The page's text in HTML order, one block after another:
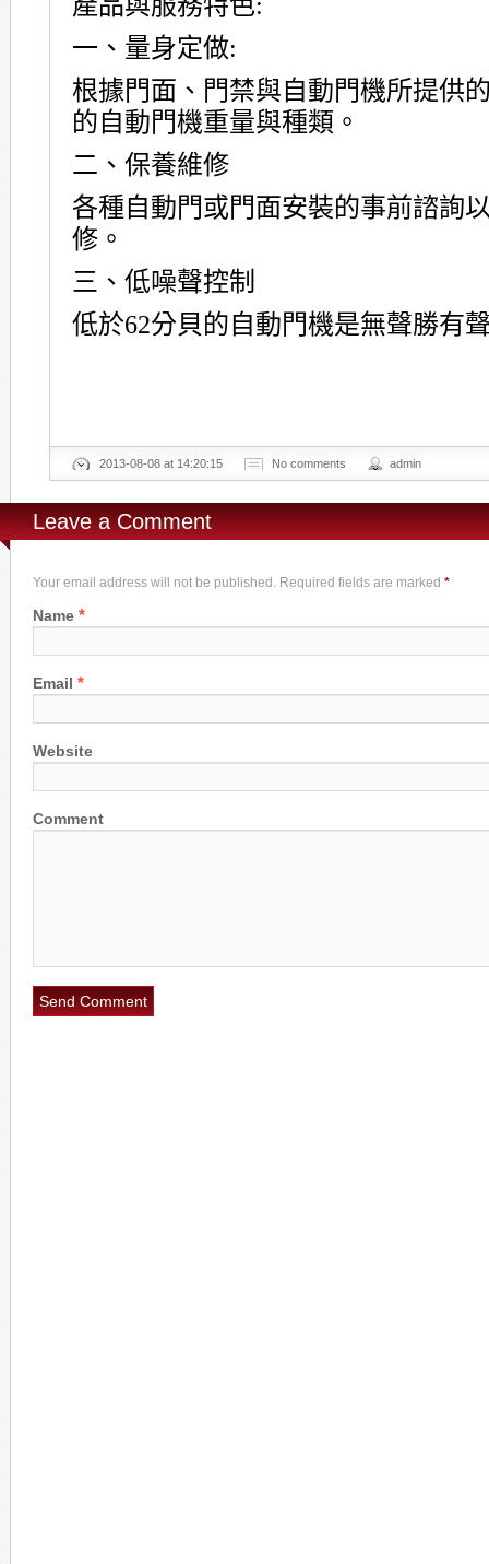
一、量身定做:
根據門面、門禁與自動門機所提供
的自動門機重量與種類。
二、保養維修
各種自動門或門面安裝的事前諮詢
修。
三、低噪聲控制
低於62分貝的自動門機是無聲勝有
2013-08-08 at 14:20:15 No comments admin
Leave a Comment
Your email address will not be published. Required fields are marked *
Name *
Email *
Website
Comment